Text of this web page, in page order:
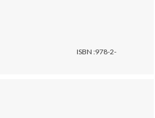
ISBN :978-2-